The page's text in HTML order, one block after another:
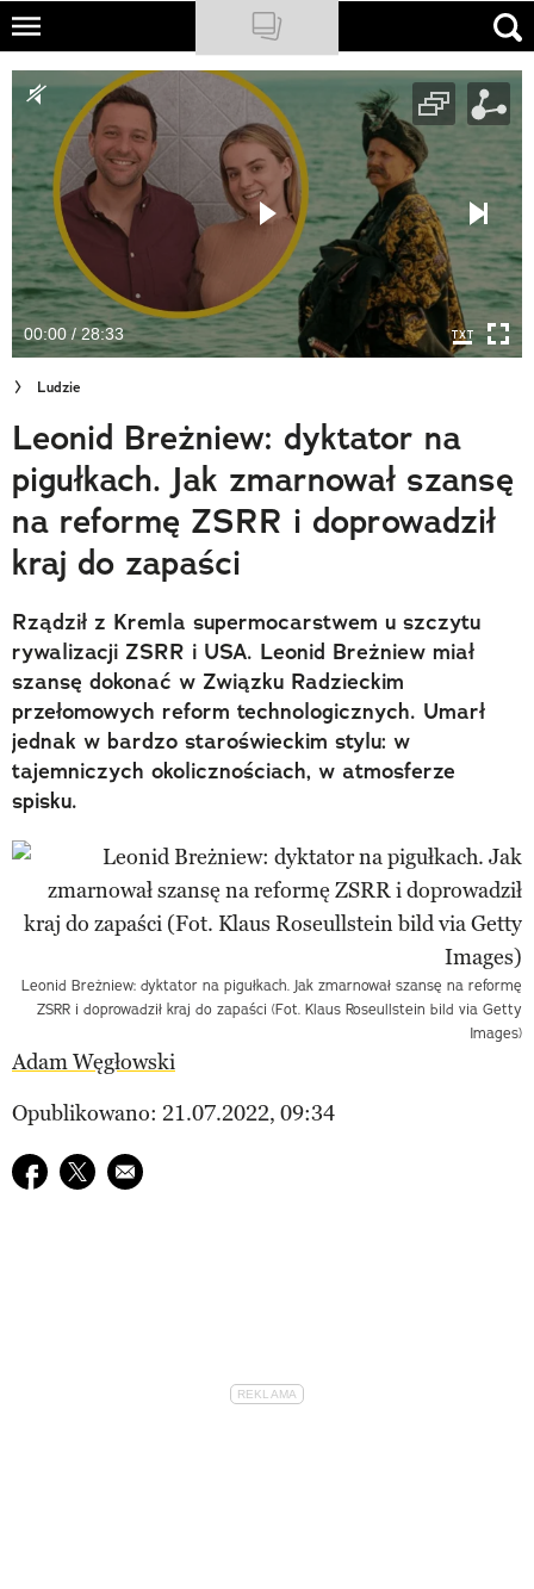
Skip
main
content
NATIONAL GEOGRAPHIC
TRAVELER
PODCASTY
Sklep
Newsletter
Cuda Polski
Wielki Konkurs Fotograficzny
Trendbook Podróżniczy
Polecane
00:00 / 28:33
Ludzie
Leonid Breżniew: dyktator na
pigułkach. Jak zmarnował szansę
na reformę ZSRR i doprowadził
kraj do zapaści
Rządził z Kremla supermocarstwem u szczytu
rywalizacji ZSRR i USA. Leonid Breżniew miał
szansę dokonać w Związku Radzieckim
przełomowych reform technologicznych. Umarł
jednak w bardzo staroświeckim stylu: w
tajemniczych okolicznościach, w atmosferze
spisku.
Leonid Breżniew: dyktator na pigułkach. Jak zmarnował szansę na reformę
ZSRR i doprowadził kraj do zapaści (Fot. Klaus Roseullstein bild via Getty
Images)
Adam Węgłowski
Opublikowano: 21.07.2022, 09:34
Udostępnij na facebook
Udostępnij na twitter
E-mail do przyjaciela